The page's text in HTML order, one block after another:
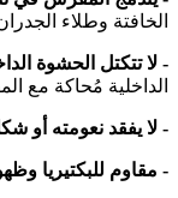
الخافتة وطلاء
- لا تتكتل الحشوة
الداخلية مُحاكة مع
- لا يفقد نعومته أو
- مقاوم للبكتيريا